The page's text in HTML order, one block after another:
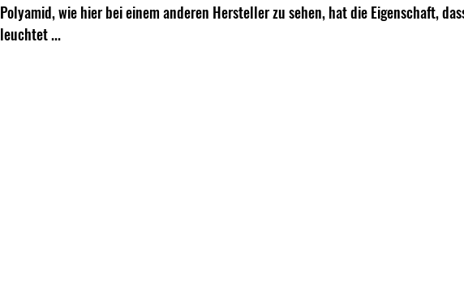
Polyamid, wie hier bei einem anderen Hersteller zu sehen, hat die Eigenschaft,
leuchtet ...